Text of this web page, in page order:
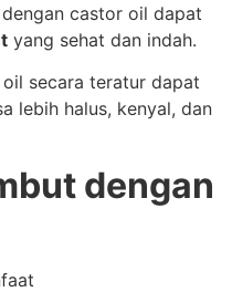
dengan castor oil dapat
yang sehat dan indah.
secara teratur dapat
lebih halus, kenyal, dan
dengan